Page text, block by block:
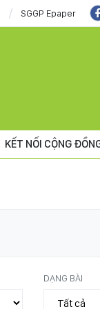
SGGP Epaper
KẾT NỐI CỘNG
DẠNG BÀI